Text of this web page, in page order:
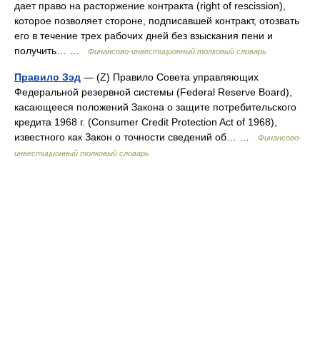
дает право на расторжение контракта (right of rescission),
которое позволяет стороне, подписавшей контракт, отозвать
его в течение трех рабочих дней без взыскания пени и
получить… …
Финансово-инвестиционный толковый словарь
Правило Зэд — (Z) Правило Совета управляющих
Федеральной резервной системы (Federal Reserve Board),
касающееся положений Закона о защите потребительского
кредита 1968 г. (Consumer Credit Protection Act of 1968),
известного как Закон о точности сведений об… …
Финансово-
инвестиционный толковый словарь